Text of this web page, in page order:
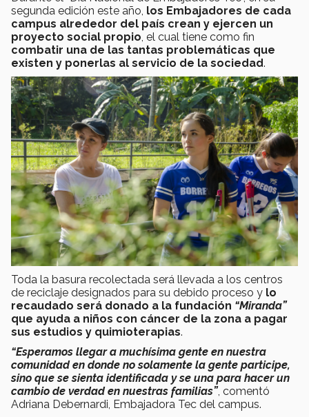
segunda edición este año, los Embajadores de cada
campus alrededor del país crean y ejercen un
proyecto social propio , el cual tiene como fin
combatir una de las tantas problemáticas que
existen y ponerlas al servicio de la sociedad.
Toda la basura recolectada será llevada a los centros
de reciclaje designados para su debido proceso y lo
recaudado será donado a la fundación “Miranda”
que ayuda a niños con cáncer de la zona a pagar
sus estudios y quimioterapias.
“Esperamos llegar a muchísima gente en nuestra
comunidad en donde no solamente la gente participe,
sino que se sienta identificada y se una para hacer un
cambio de verdad en nuestras familias”, comentó
Adriana Debernardi, Embajadora Tec del campus.